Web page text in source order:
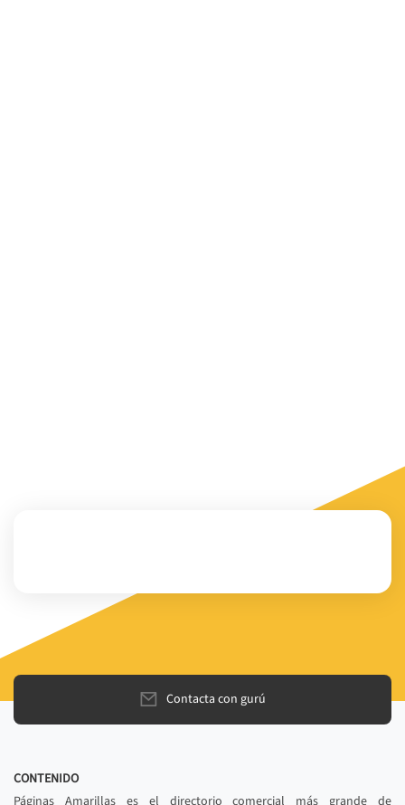
Contacta con gurú
CONTENIDO
Páginas Amarillas es el directorio comercial más grande de